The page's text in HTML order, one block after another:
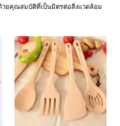
ยคุณสมบัติที่เป็นมิตรต่อสิ่งแวดล้อม